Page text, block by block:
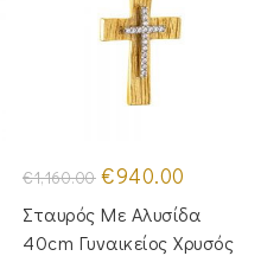
€1,160.00 Original
price
was:
€1,160.00.
€940.00
τιμή
είναι:
€940.00.
Σταυρός Με Αλυσίδα
40cm Γυναικείος Χρυσός